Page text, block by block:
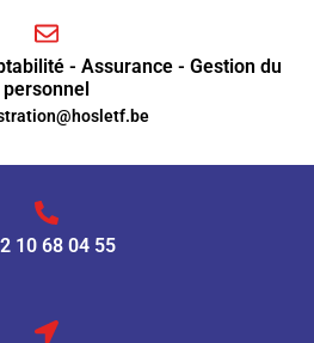
- Assurance - Gestion du
personnel
10 68 04 55